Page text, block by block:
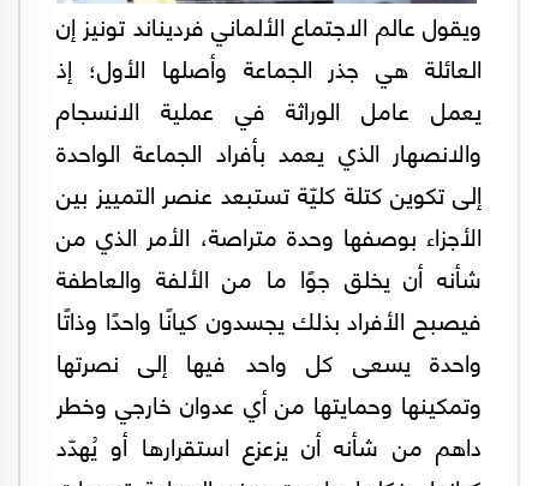
ويقول عالم الاجتماع الألماني فرديناند تونيز إن
العائلة هي جذر الجماعة وأصلها الأول؛ إذ
يعمل عامل الوراثة في عملية الانسجام
والانصهار الذي يعمد بأفراد الجماعة الواحدة
إلى تكوين كتلة كليّة تستبعد عنصر التمييز بين
الأجزاء بوصفها وحدة متراصة، الأمر الذي من
شأنه أن يخلق جوًا ما من الألفة والعاطفة
فيصبح الأفراد بذلك يجسدون كيانًا واحدًا وذاتًا
واحدة يسعى كل واحد فيها إلى نصرتها
وتمكينها وحمايتها من أي عدوان خارجي وخطر
داهم من شأنه أن يزعزع استقرارها أو يُهدّد